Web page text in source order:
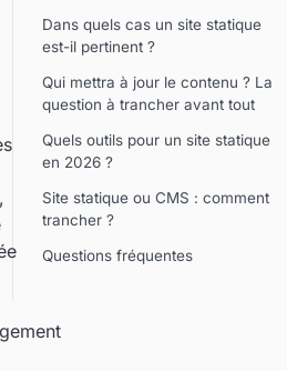
Dans quels cas un site statique
est-il pertinent ?
Qui mettra à jour le contenu ? La
question à trancher avant tout
Quels outils pour un site statique
en 2026 ?
Site statique ou CMS : comment
trancher ?
Questions fréquentes